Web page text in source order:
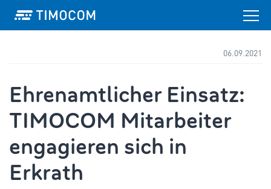
06.09.2021
Ehrenamtlicher Einsatz:
TIMOCOM Mitarbeiter
engagieren sich in
Erkrath